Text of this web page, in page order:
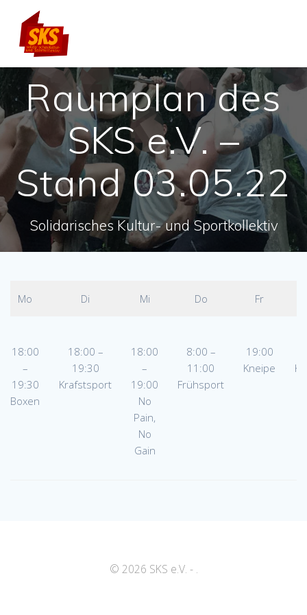
Raumplan des
SKS e.V. –
Stand 03.05.22
Solidarisches Kultur- und Sportkollektiv
Mo Di Mi Do Fr
18:00
–
19:30
Boxen
18:00 –
19:30
Krafstsport
18:00
–
19:00
No
Pain,
No
Gain
8:00 –
11:00
Frühsport
19:00
Kneipe
© 2026 SKS e.V. - .